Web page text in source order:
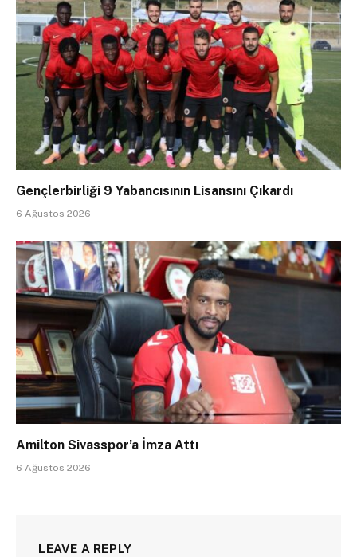
Gençlerbirliği 9 Yabancısının Lisansını Çıkardı
6 Ağustos 2026
Amilton Sivasspor’a İmza Attı
6 Ağustos 2026
LEAVE A REPLY